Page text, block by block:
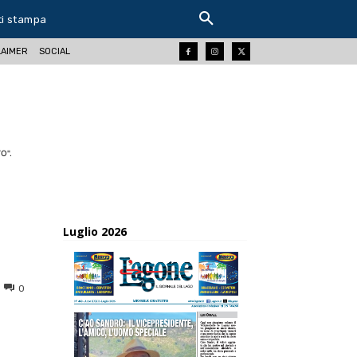
stampa
SOCIAL
0
Tumblr Telegram
Luglio 2026